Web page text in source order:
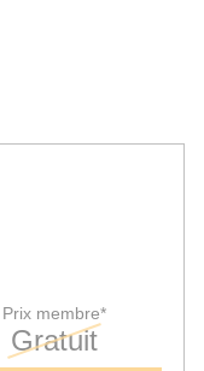
Prix membre*
Gratuit